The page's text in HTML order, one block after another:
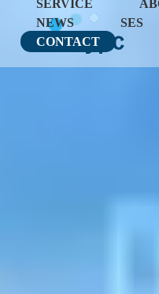
SERVICE
NEWS
SES
CONTACT